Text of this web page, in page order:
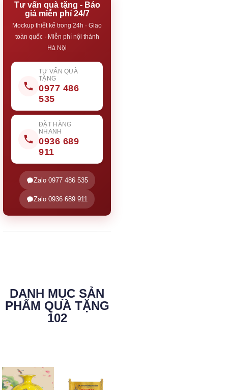
Tư vấn quà tặng - Báo
giá miễn phí 24/7
Mockup thiết kế trong 24h · Giao
toàn quốc · Miễn phí nội thành
Hà Nội
TƯ VẤN QUÀ
TẶNG
0977 486
535
ĐẶT HÀNG
NHANH
0936 689
911
Zalo 0977 486 535
Zalo 0936 689 911
DANH MỤC SẢN
PHẨM QUÀ TẶNG
102